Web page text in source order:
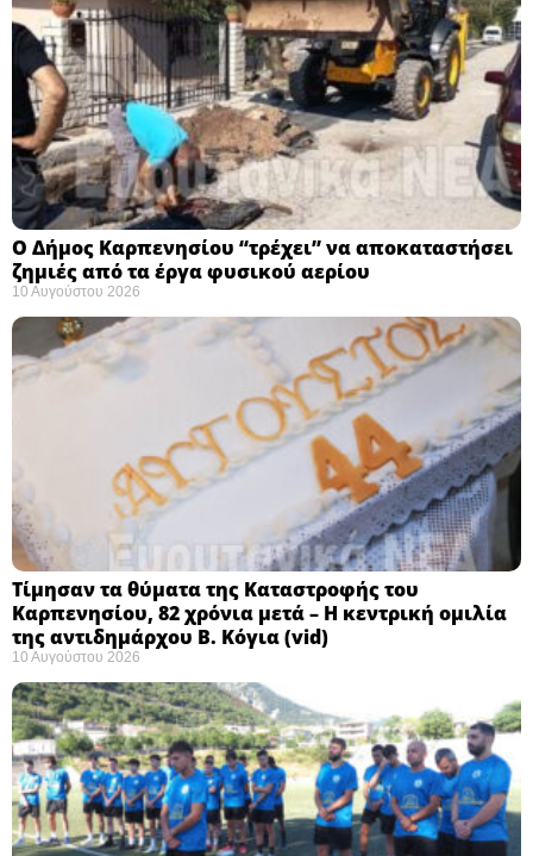
Ο Δήμος Καρπενησίου “τρέχει” να αποκαταστήσει
ζημιές από τα έργα φυσικού αερίου
10 Αυγούστου 2026
Τίμησαν τα θύματα της Καταστροφής του
Καρπενησίου, 82 χρόνια μετά – Η κεντρική ομιλία
της αντιδημάρχου Β. Κόγια (vid)
10 Αυγούστου 2026